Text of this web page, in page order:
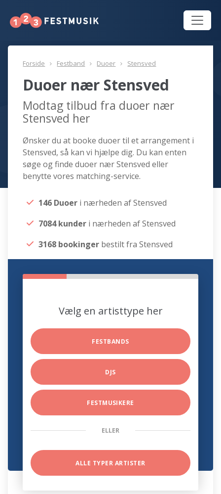
Forside Festband Duoer Stensved
Duoer nær Stensved
Modtag tilbud fra duoer nær
Stensved her
Ønsker du at booke duoer til et arrangement i
Stensved, så kan vi hjælpe dig. Du kan enten
søge og finde duoer nær Stensved eller
benytte vores matching-service.
146 Duoer i nærheden af Stensved
7084 kunder i nærheden af Stensved
3168 bookinger bestilt fra Stensved
Vælg en artisttype her
FESTBANDS
DJS
FESTMUSIKERE
ELLER
ALLE TYPER ARTISTER